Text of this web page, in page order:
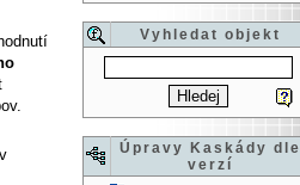
Vyhledat objekt
Úpravy Kaskády dle
verzí